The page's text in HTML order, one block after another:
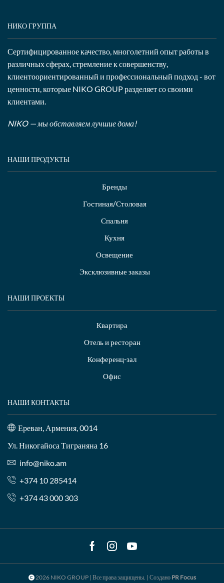
НИКО ГРУППА
Сертифицированное качество, многолетний опыт работы в
различных сферах, стремление к совершенству,
клиентоориентированный и профессиональный подход - вот
ценности, которые NIKO GROUP разделяет со своими
клиентами.
NIKO — мы обставляем лучшие дома!
НАШИ ПРОДУКТЫ
Бренды
Гостиная/Столовая
Спальня
Кухня
Освещение
Эксклюзивные заказы
НАШИ ПРОЕКТЫ
Квартира
Отель и ресторан
Конференц-зал
Офис
НАШИ КОНТАКТЫ
Ереван, Армения, 0014
Ул. Никогайоса Тиграняна 16
info@niko.am
+374 10 285414
+374 43 000 303
Facebook
Instagram
Youtube
2026 NIKO GROUP | Все права защищены. | Создано PR Focus